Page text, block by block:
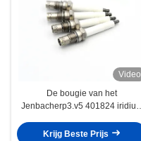
Video
De bougie van het
Jenbacherp3.v5 401824 iridium
industriële motor
Krijg Beste Prijs